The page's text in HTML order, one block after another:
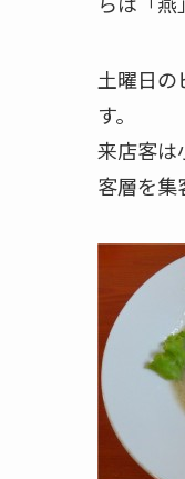
土曜日の
す。
来店客は
客層を集